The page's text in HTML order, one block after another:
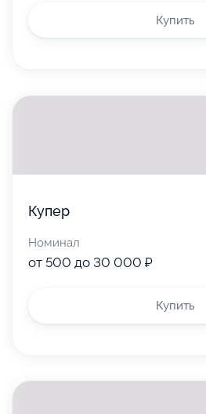
Купить
Купер
Номинал
от 500 до 30 000 ₽
Купить